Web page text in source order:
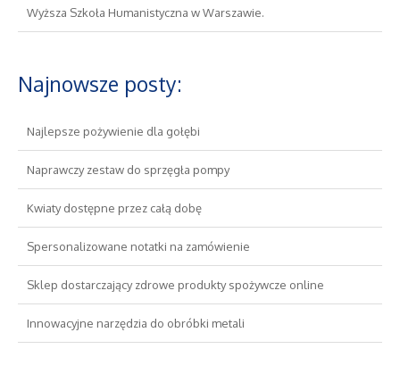
Nieruchomości
Drzwi i Okna
Nieruchomości, Działki
Domy, Mieszkania
Wykształcenie
Wyższa Szkoła Humanistyczna w Warszawie.
Najnowsze posty:
Najlepsze pożywienie dla gołębi
Naprawczy zestaw do sprzęgła pompy
Kwiaty dostępne przez całą dobę
Spersonalizowane notatki na zamówienie
Sklep dostarczający zdrowe produkty spożywcze online
Innowacyjne narzędzia do obróbki metali